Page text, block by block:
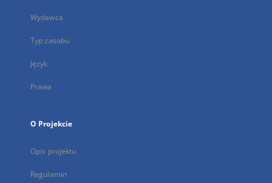
Wydawca
Typ zasobu
Język
Prawa
O Projekcie
Opis projektu
Regulamin